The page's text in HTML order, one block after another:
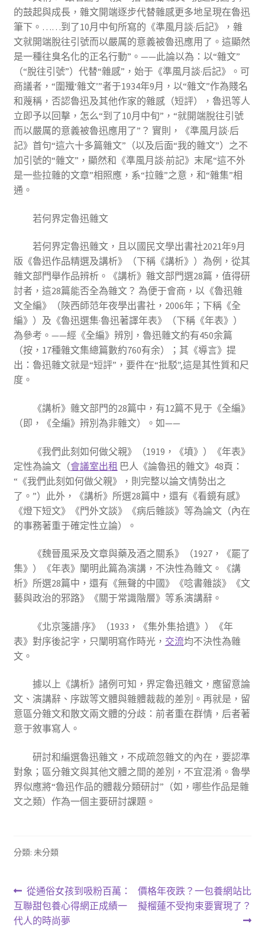
的鼓起與成長，雜文開端逐步代替雜感更多地呈現在魯迅
筆下。……到了10月中旬所寫的《準風月談·后記》，雜
文就開端脫往引號而以嚴厲的意義被魯迅應用了。這顯然
是一種往臭名化的正名行動”。——此論以為：以“雜文”
（“脫往引號”）代替“雜感”，始于《準風月談·后記》。可
商議者，“圍殲‘雜文’”者于1934年9月，以“雜文”作為賤名
和蔑稱，否認魯迅及其他作家的雜感（短評），魯迅等人
立即予以回擊，怎么“到了10月中旬”，“就開端脫往引號
而以嚴厲的意義被魯迅應用了”？ 實則，《準風月談·后
記》首句“這六十多篇雜文”（以及后面“我的雜文”）之不
加引號的“雜文”，顯然和《準風月談·前記》末尾“這不外
是一些拉雜的文章”相照應，系“拉雜”之意，和“雜集”相
通。
若何界定魯迅雜文
若何界定魯迅雜文，且以國民文學出書社2021年9月
版《魯迅作品精選及講析》（下稱《講析》）為例，從其
雜文部門舉作品辨析。《講析》雜文部門選28篇，值得研
討者，這28篇能否全為雜文？ 為便于會商，以《魯迅雜
文全編》（陜西師范年夜學出書社，2006年；下稱《全
編》）及《魯迅選集·魯迅著譯年表》（下稱《年表》）
為參考。——經《全編》辨別，魯迅雜文約有450余篇
（按，17種雜文集總篇數約760有余）；其《導言》提
出：魯迅雜文就是“短評”，要件在“批駁”,這是其性質和尺
度。
《講析》雜文部門的28篇中，有12篇不見于《全編》
（即，《全編》辨別為非雜文）。如——
《我們此刻如何做父親》（1919，《墳》）《年表》
定性為論文（會議室出租 巴人《論魯迅的雜文》48頁：
“《我們此刻如何做父親》，則完整以論文情勢出之
了。”）此外，《講析》所選28篇中，還有《看鏡有感》
《燈下短文》《門外文談》《病后雜談》等為論文（內在
的事務著重于確定性立論）。
《魏晉風采及文章與藥及酒之關系》（1927，《罷了
集》）《年表》闡明此篇為演講，不決性為雜文。《講
析》所選28篇中，還有《無聲的中國》《唸書雜談》《文
藝與政治的邪路》《關于常識階層》等系演講辭。
《北京箋譜·序》（1933，《集外集拾遺》）《年
表》對序後記字，只闡明寫作時光， 交流均不決性為雜
文。
據以上《講析》諸例可知，界定魯迅雜文，應留意論
文、演講辭、序跋等文體與雜體裁裁的差別。再就是，留
意區分雜文和散文兩文體的分歧：前者重在群情，后者著
意于敘事寫人。
研討和編選魯迅雜文，不成疏忽雜文的內在，要認準
對象；區分雜文與其他文體之間的差別，不宜混淆。魯學
界似應將“魯迅作品的體裁分類研討”（如，哪些作品是雜
文之類）作為一個主要研討課題。
分類: 未分類
文
章
上
一
篇
從通俗女孩到吸粉百萬：
互聯甜包養心得網正成績一
代人的時尚夢
下
一
價格年夜跌？一包養網站比
擬榴蓮不受拘束要實現了？